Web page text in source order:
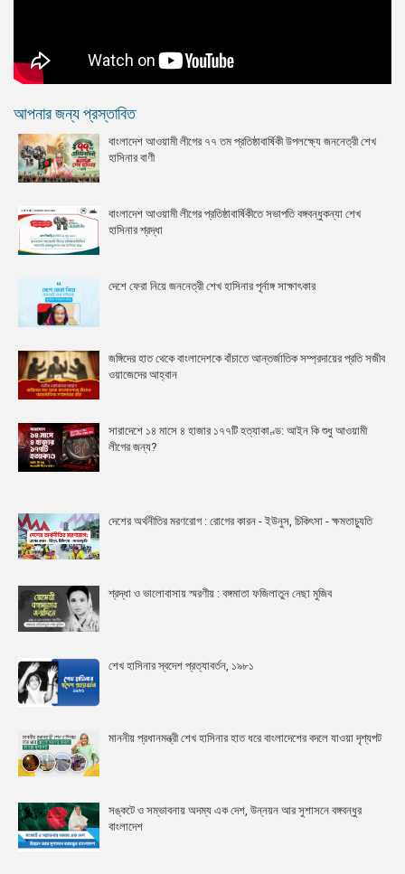
আপনার জন্য প্রস্তাবিত
বাংলাদেশ আওয়ামী লীগের ৭৭ তম প্রতিষ্ঠাবার্ষিকী উপলক্ষ্যে জননেত্রী শেখ
হাসিনার বাণী
বাংলাদেশ আওয়ামী লীগের প্রতিষ্ঠাবার্ষিকীতে সভাপতি বঙ্গবন্ধুকন্যা শেখ
হাসিনার শ্রদ্ধা
দেশে ফেরা নিয়ে জননেত্রী শেখ হাসিনার পূর্নাঙ্গ সাক্ষাৎকার
জঙ্গিদের হাত থেকে বাংলাদেশকে বাঁচাতে আন্তর্জাতিক সম্প্রদায়ের প্রতি সজীব
ওয়াজেদের আহ্বান
সারাদেশে ১৪ মাসে ৪ হাজার ১৭৭টি হত্যাকাণ্ড: আইন কি শুধু আওয়ামী
লীগের জন্য?
দেশের অর্থনীতির মরণরোগ : রোগের কারন - ইউনুস, চিকিৎসা - ক্ষমতাচ্যুতি
শ্রদ্ধা ও ভালোবাসায় স্মরণীয় : বঙ্গমাতা ফজিলাতুন নেছা মুজিব
শেখ হাসিনার স্বদেশ প্রত্যাবর্তন, ১৯৮১
মাননীয় প্রধানমন্ত্রী শেখ হাসিনার হাত ধরে বাংলাদেশের বদলে যাওয়া দৃশ্যপট
সঙ্কটে ও সম্ভাবনায় অদম্য এক দেশ, উন্নয়ন আর সুশাসনে বঙ্গবন্ধুর
বাংলাদেশ